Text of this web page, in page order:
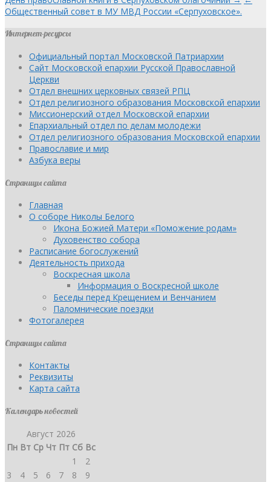
Общественный совет в МУ МВД России «Серпуховское».
Интернет-ресурсы
Официальный портал Московской Патриархии
Сайт Московской епархии Русской Православной
Церкви
Отдел внешних церковных связей РПЦ
Отдел религиозного образования Московской епархии
Миссионерский отдел Московской епархии
Епархиальный отдел по делам молодежи
Отдел религиозного образования Московской епархии
Православие и мир
Азбука веры
Страницы сайта
Главная
О соборе Николы Белого
Икона Божией Матери «Поможение родам»
Духовенство собора
Расписание богослужений
Деятельность прихода
Воскресная школа
Информация о Воскресной школе
Беседы перед Крещением и Венчанием
Паломнические поездки
Фотогалерея
Страницы сайта
Контакты
Реквизиты
Карта сайта
Календарь новостей
Август 2026
Пн Вт Ср Чт Пт Сб Вс
1
2
3
4 5 6 7 8
9